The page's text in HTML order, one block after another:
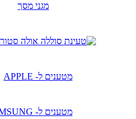
מגני מסך
מטענים ל- APPLE
מטענים ל- SAMSUNG